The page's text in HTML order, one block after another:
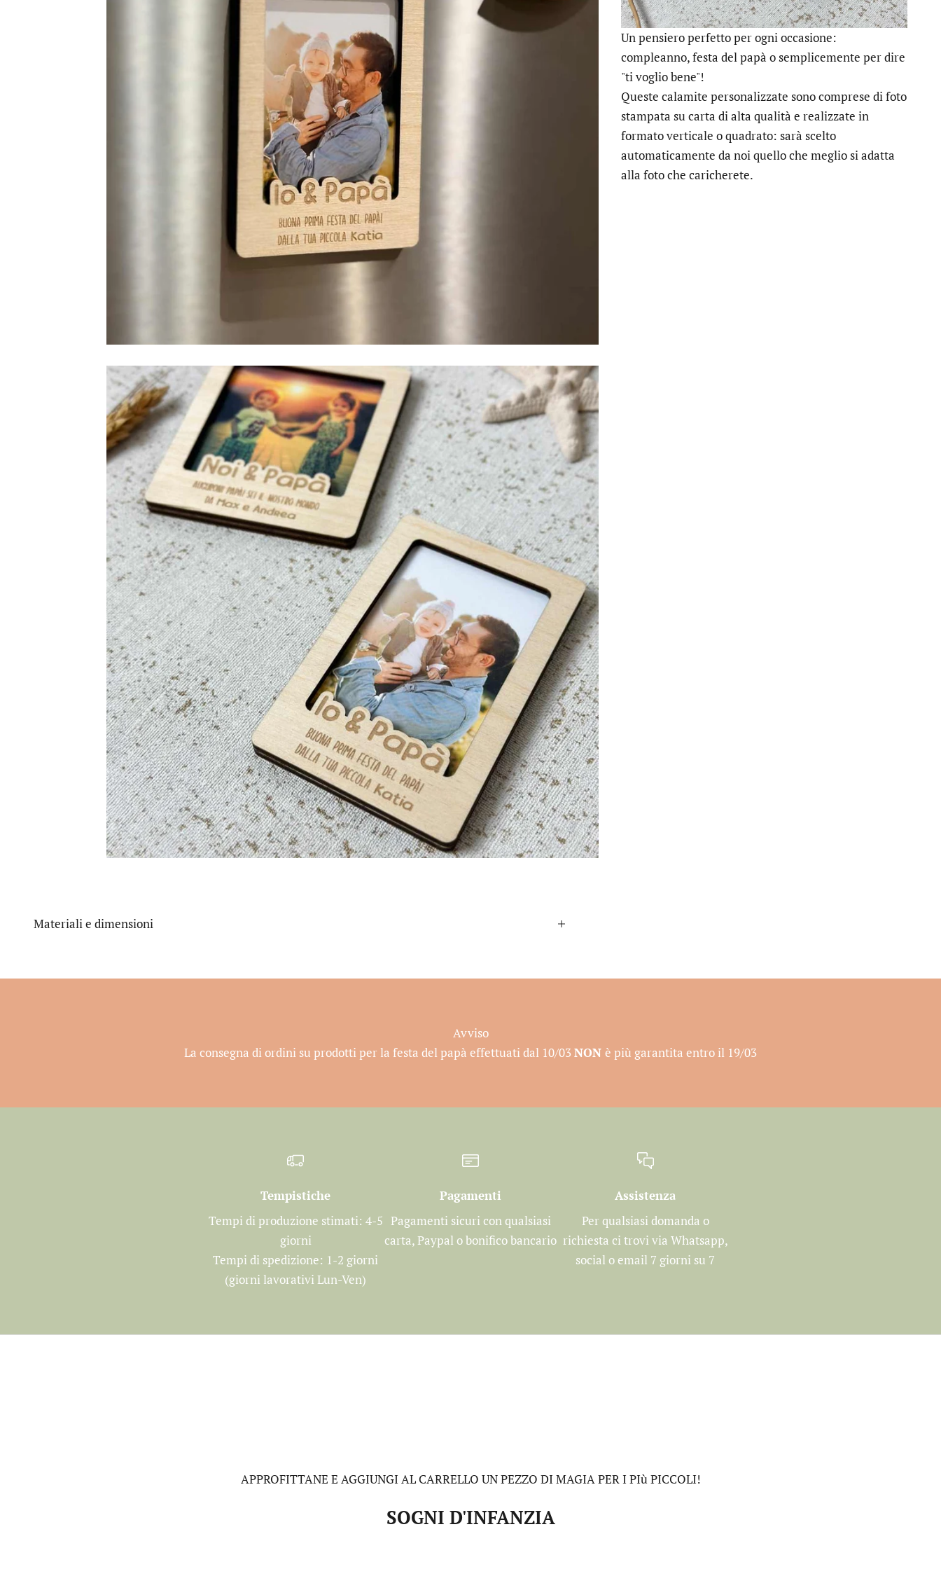
Un pensiero perfetto per ogni occasione:
compleanno, festa del papà o semplicemente per dire
"ti voglio bene"!
Queste calamite personalizzate sono comprese di foto
stampata su carta di alta qualità e realizzate in
formato verticale o quadrato: sarà scelto
automaticamente da noi quello che meglio si adatta
alla foto che caricherete.
Materiali e dimensioni
Avviso
La consegna di ordini su prodotti per la festa del papà effettuati dal 10/03NON è più garantita entro il 19/03
Tempistiche
Tempi di produzione stimati: 4-5
giorni
Tempi di spedizione: 1-2 giorni
(giorni lavorativi Lun-Ven)
Pagamenti
Pagamenti sicuri con qualsiasi
carta, Paypal o bonifico bancario
Assistenza
Per qualsiasi domanda o
richiesta ci trovi via Whatsapp,
social o email 7 giorni su 7
APPROFITTANE E AGGIUNGI AL CARRELLO UN PEZZO DI MAGIA PER I PIù PICCOLI!
SOGNI D'INFANZIA